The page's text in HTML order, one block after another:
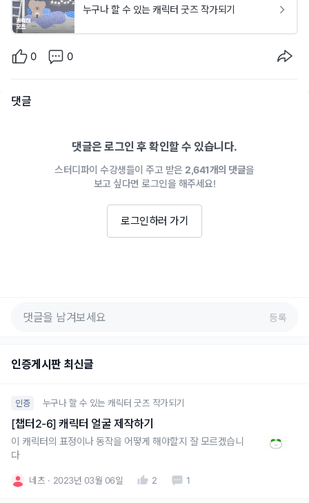
누구나 할 수 있는 캐릭터 굿즈 작가되기
0 0
댓글
댓글은 로그인 후 확인할 수 있습니다.
스터디파이 수강생들이 주고 받은 2,641개의 댓글을
보고 싶다면 로그인을 해주세요!
로그인하러 가기
등록
인증게시판 최신글
인증 누구나 할 수 있는 캐릭터 굿즈 작가되기
[챕터2-6] 캐릭터 얼굴 제작하기
이 캐릭터의 표정이나 동작을 어떻게 해야할지 잘 모르겠습니
다
네츠 2023년 03월 06일 2 1